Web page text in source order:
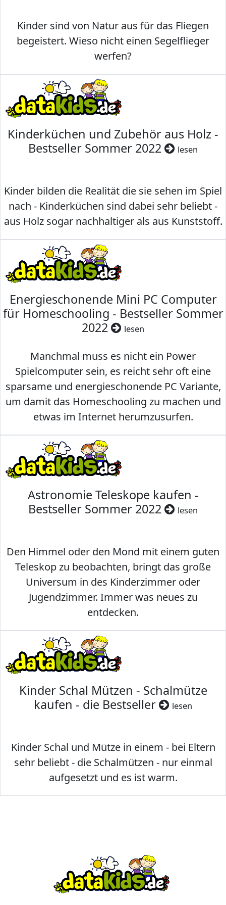
Kinder sind von Natur aus für das Fliegen
begeistert. Wieso nicht einen Segelflieger
werfen?
Kinderküchen und Zubehör aus Holz -
Bestseller Sommer 2022
lesen
Kinder bilden die Realität die sie sehen im Spiel
nach - Kinderküchen sind dabei sehr beliebt -
aus Holz sogar nachhaltiger als aus Kunststoff.
Energieschonende Mini PC Computer
für Homeschooling - Bestseller Sommer
2022
lesen
Manchmal muss es nicht ein Power
Spielcomputer sein, es reicht sehr oft eine
sparsame und energieschonende PC Variante,
um damit das Homeschooling zu machen und
etwas im Internet herumzusurfen.
Astronomie Teleskope kaufen -
Bestseller Sommer 2022
lesen
Den Himmel oder den Mond mit einem guten
Teleskop zu beobachten, bringt das große
Universum in des Kinderzimmer oder
Jugendzimmer. Immer was neues zu
entdecken.
Kinder Schal Mützen - Schalmütze
kaufen - die Bestseller
lesen
Kinder Schal und Mütze in einem - bei Eltern
sehr beliebt - die Schalmützen - nur einmal
aufgesetzt und es ist warm.